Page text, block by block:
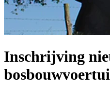
Inschrijving